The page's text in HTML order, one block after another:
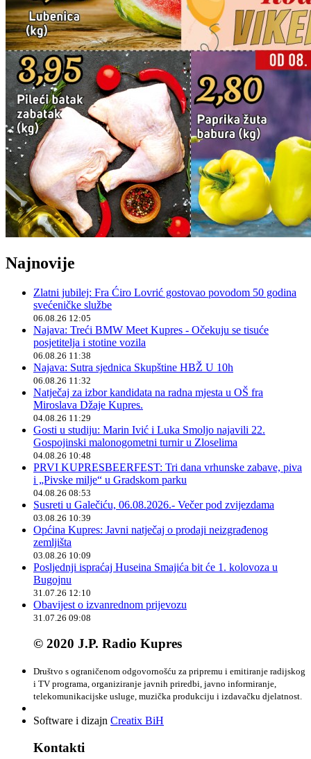
Najnovije
Zlatni jubilej: Fra Ćiro Lovrić gostovao povodom 50 godina
svećeničke službe
06.08.26 12:05
Najava: Treći BMW Meet Kupres - Očekuju se tisuće
posjetitelja i stotine vozila
06.08.26 11:38
Najava: Sutra sjednica Skupštine HBŽ U 10h
06.08.26 11:32
Natječaj za izbor kandidata na radna mjesta u OŠ fra
Miroslava Džaje Kupres.
04.08.26 11:29
Gosti u studiju: Marin Ivić i Luka Smoljo najavili 22.
Gospojinski malonogometni turnir u Zloselima
04.08.26 10:48
PRVI KUPRESBEERFEST: Tri dana vrhunske zabave, piva
i „Pivske milje“ u Gradskom parku
04.08.26 08:53
Susreti u Galečiću, 06.08.2026.- Večer pod zvijezdama
03.08.26 10:39
Općina Kupres: Javni natječaj o prodaji neizgrađenog
zemljišta
03.08.26 10:09
Posljednji ispraćaj Huseina Smajića bit će 1. kolovoza u
Bugojnu
31.07.26 12:10
Obavijest o izvanrednom prijevozu
31.07.26 09:08
© 2020 J.P. Radio Kupres
Društvo s ograničenom odgovornošću za pripremu i emitiranje radijskog
i TV programa, organiziranje javnih priredbi, javno informiranje,
telekomunikacijske usluge, muzička produkciju i izdavačku djelatnost.
Software i dizajn Creatix BiH
Kontakti